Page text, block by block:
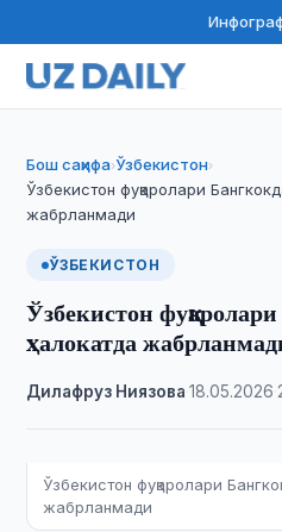
Бош саҳифа›Ўзбекистон›
Ўзбекистон фуқаролари
жабрланмади
ЎЗБЕКИСТОН
Ўзбекистон
ҳалокатда
Дилафруз Ниязова ·18.05.2026
Ўзбекистон фуқаролари
жабрланмади